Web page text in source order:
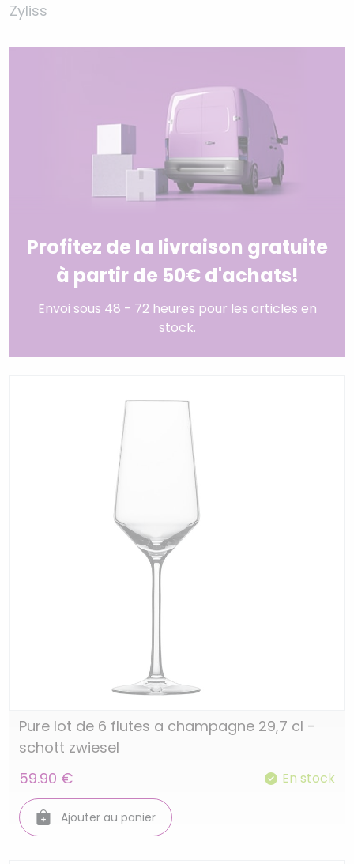
Zyliss
Profitez de la livraison gratuite
à partir de 50€ d'achats!
Envoi sous 48 - 72 heures pour les articles en
stock.
Pure lot de 6 flutes a champagne 29,7 cl -
schott zwiesel
59.90 €
En stock
Ajouter au panier